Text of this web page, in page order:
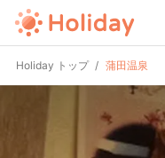
Holiday トップ 蒲田温泉